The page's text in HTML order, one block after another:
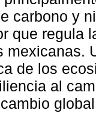
carbono y
que regula
mexicanas.
de los
al